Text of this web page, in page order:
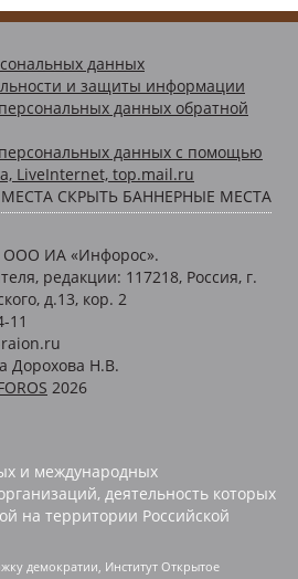
данных
и защиты информации
данных обратной
персональных данных с помощью
LiveInternet, top.mail.ru
СКРЫТЬ БАННЕРНЫЕ МЕСТА
ООО ИА «Инфорос».
редакции: 117218, Россия, г.
д.13, кор. 2
11
Дорохова Н.В.
2026
и международных
деятельность которых
на территории Российской
демократии, Институт Открытое